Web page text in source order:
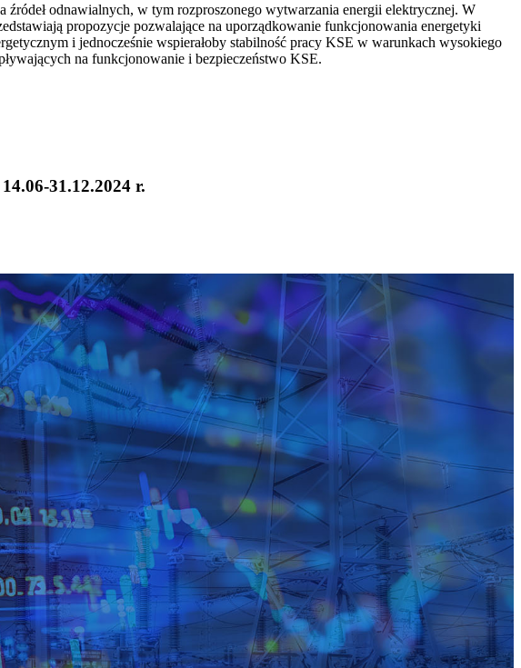
źródeł odnawialnych, w tym rozproszonego wytwarzania energii elektrycznej. W
propozycje pozwalające na uporządkowanie funkcjonowania energetyki
i jednocześnie wspierałoby stabilność pracy KSE w warunkach wysokiego
na funkcjonowanie i bezpieczeństwo KSE.
31.12.2024 r.